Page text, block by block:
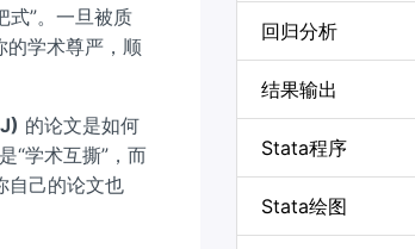
式”。一旦被质
学术尊严，顺
的论文是如何
“学术互撕”，而
己的论文也
回归分析
结果输出
Stata程序
Stata绘图